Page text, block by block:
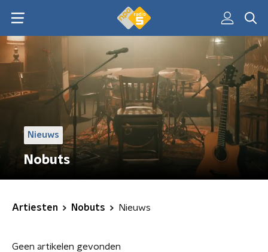
Nieuws
Nobuts
Artiesten Nobuts Nieuws
Geen artikelen gevonden